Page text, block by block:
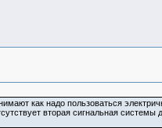
как надо пользоваться
вторая сигнальная